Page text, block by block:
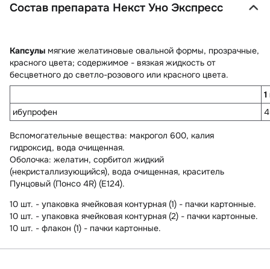
Состав препарата Некст Уно Экспресс
Капсулы мягкие желатиновые овальной формы, прозрачные,
красного цвета; содержимое - вязкая жидкость от
бесцветного до светло-розового или красного цвета.
ибупрофен
Вспомогательные вещества: макрогол 600, калия
гидроксид, вода очищенная.
Оболочка: желатин, сорбитол жидкий
(некристаллизующийся), вода очищенная, краситель
Пунцовый (Понсо 4R) (Е124).
10 шт. - упаковка ячейковая контурная (1) - пачки картонные.
10 шт. - упаковка ячейковая контурная (2) - пачки картонные.
10 шт. - флакон (1) - пачки картонные.